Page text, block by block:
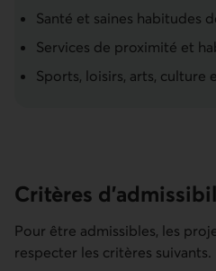
Santé et saines habitudes
Services de proximité et
Sports, loisirs, arts, culture
Critères
Pour être admissibles, les
respecter les critères suivants.